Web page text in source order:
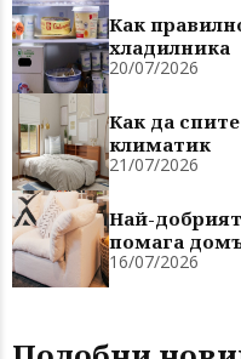
Как
хладилника
20/07/2026
Как да
климатик
21/07/2026
Най-
помага
16/07/2026